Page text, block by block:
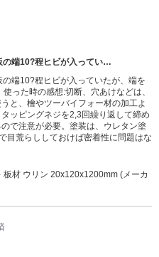
の端10?程ヒビが入ってい…
端10?程ヒビが入っていたが、端を
った時の感想:切断、穴あけなどは、
と、檜やツーバイフォー材の加工よ
ッピングネジを2,3回繰り返して締め
で注意が必要。塗装は、ウレタン塗
目荒らししておけば密着性に問題はな
板材 ウリン 20x120x1200mm (メーカ